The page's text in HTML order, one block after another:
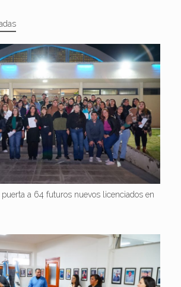
a 64 futuros nuevos licenciados en